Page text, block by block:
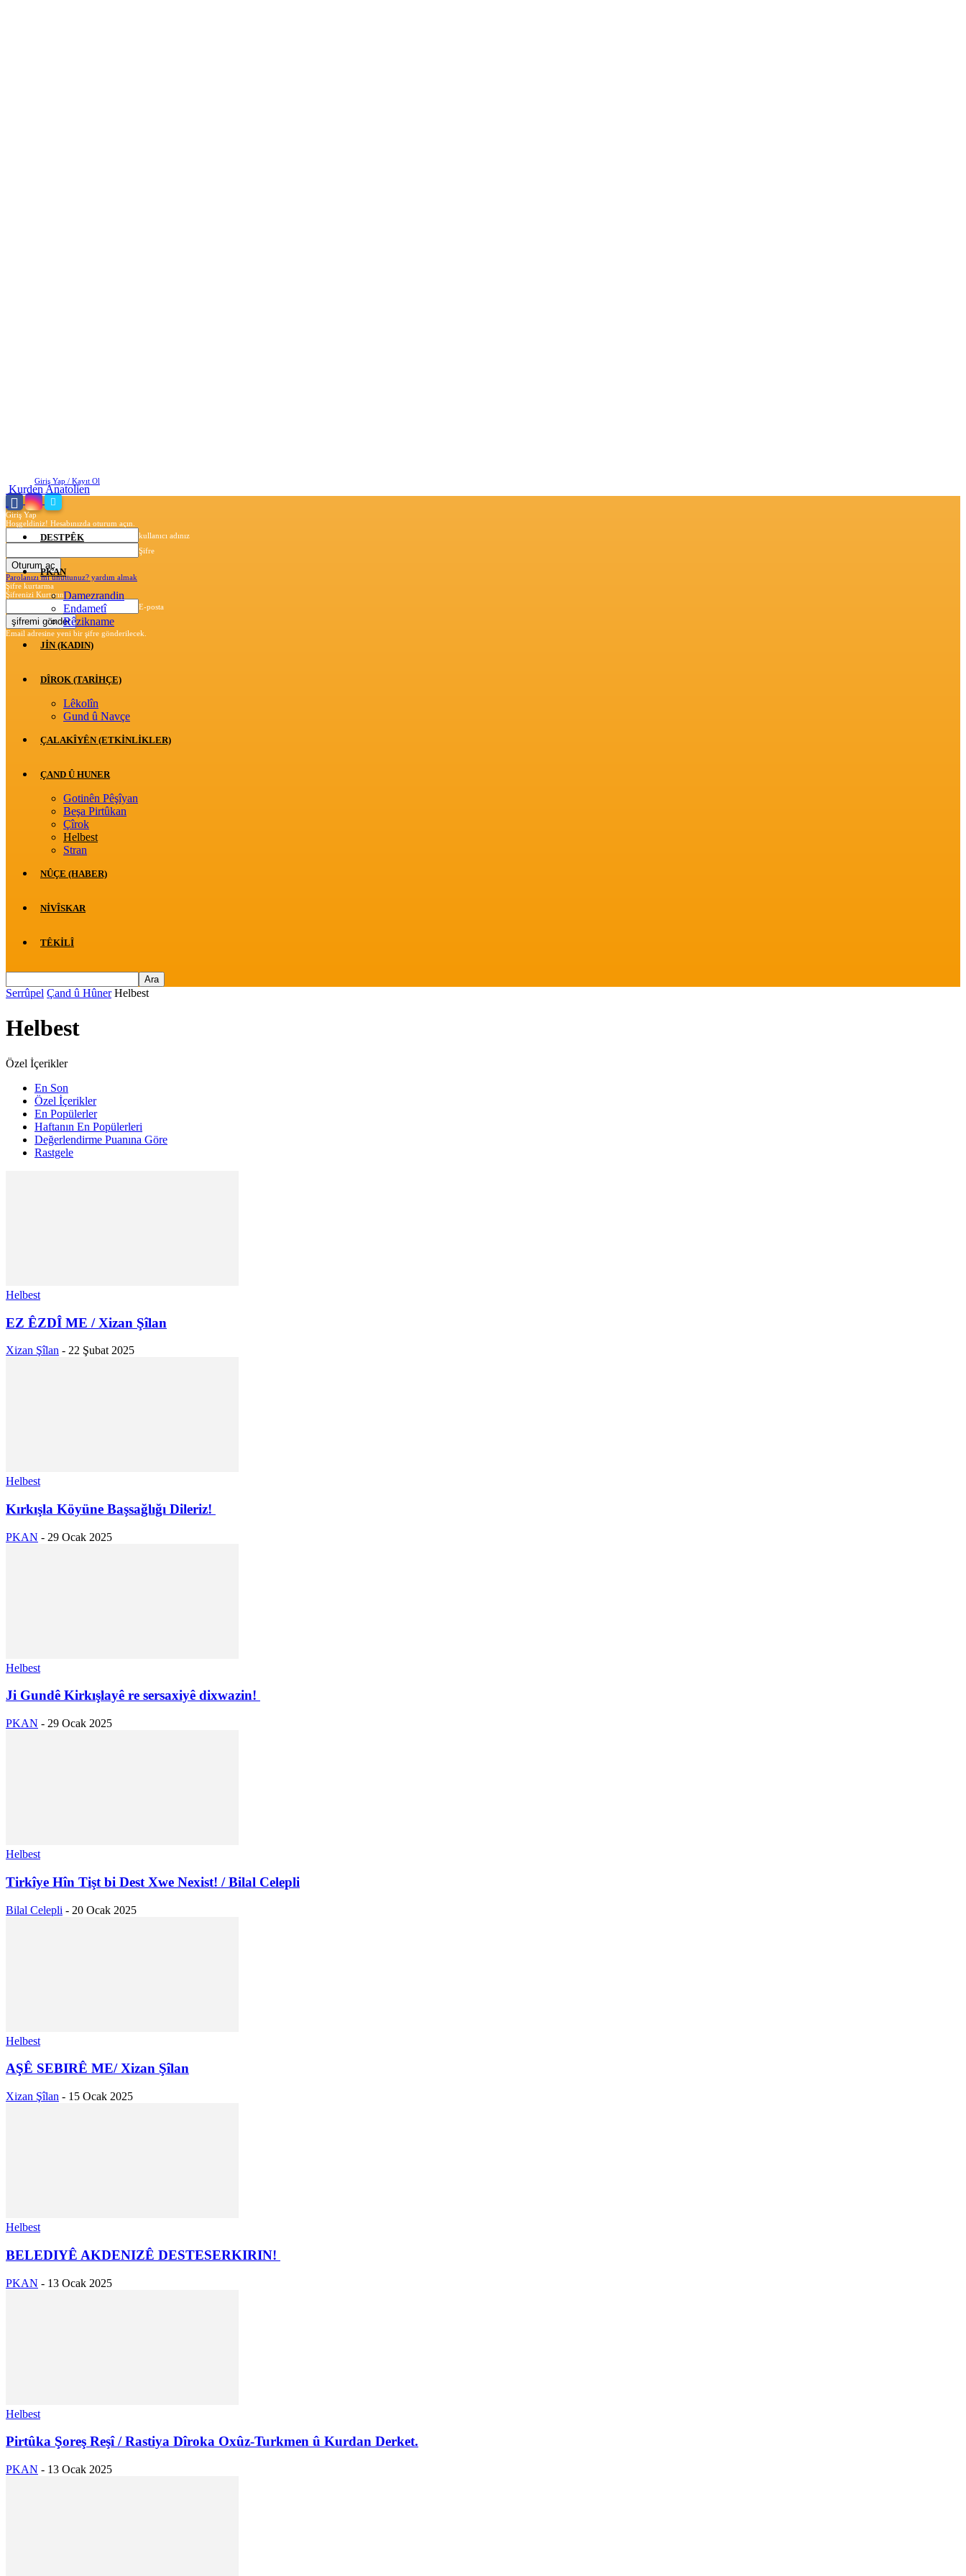
Giriş Yap / Kayıt Ol
Giriş Yap
Hoşgeldiniz! Hesabınızda oturum açın.
kullanıcı adınız
Şifre
Parolanızı mı unuttunuz? yardım almak
Şifre kurtarma
Şifrenizi Kurtarın
E-posta
Email adresine yeni bir şifre gönderilecek.
Kurden Anatolien
DESTPÊK
PKAN
Damezrandin
Endametî
Rêzikname
JİN (KADIN)
DÎROK (TARİHÇE)
Lêkolîn
Gund û Navçe
ÇALAKÎYÊN (ETKINLIKLER)
ÇAND Û HUNER
Gotinên Pêşîyan
Beşa Pirtûkan
Çîrok
Helbest
Stran
NÛÇE (HABER)
NIVÎSKAR
TÊKILÎ
Serrûpel Çand û Hûner Helbest
Helbest
Özel İçerikler
En Son
Özel İçerikler
En Popülerler
Haftanın En Popülerleri
Değerlendirme Puanına Göre
Rastgele
Helbest
EZ ÊZDÎ ME / Xizan Şîlan
Xizan Şîlan - 22 Şubat 2025
Helbest
Kırkışla Köyüne Başsağlığı Dileriz!
PKAN - 29 Ocak 2025
Helbest
Ji Gundê Kirkışlayê re sersaxiyê dixwazin!
PKAN - 29 Ocak 2025
Helbest
Tirkîye Hîn Tişt bi Dest Xwe Nexist! / Bilal Celepli
Bilal Celepli - 20 Ocak 2025
Helbest
AŞÊ SEBIRÊ ME/ Xizan Şîlan
Xizan Şîlan - 15 Ocak 2025
Helbest
BELEDIYÊ AKDENIZÊ DESTESERKIRIN!
PKAN - 13 Ocak 2025
Helbest
Pirtûka Şoreş Reşî / Rastiya Dîroka Oxûz-Turkmen û Kurdan Derket.
PKAN - 13 Ocak 2025